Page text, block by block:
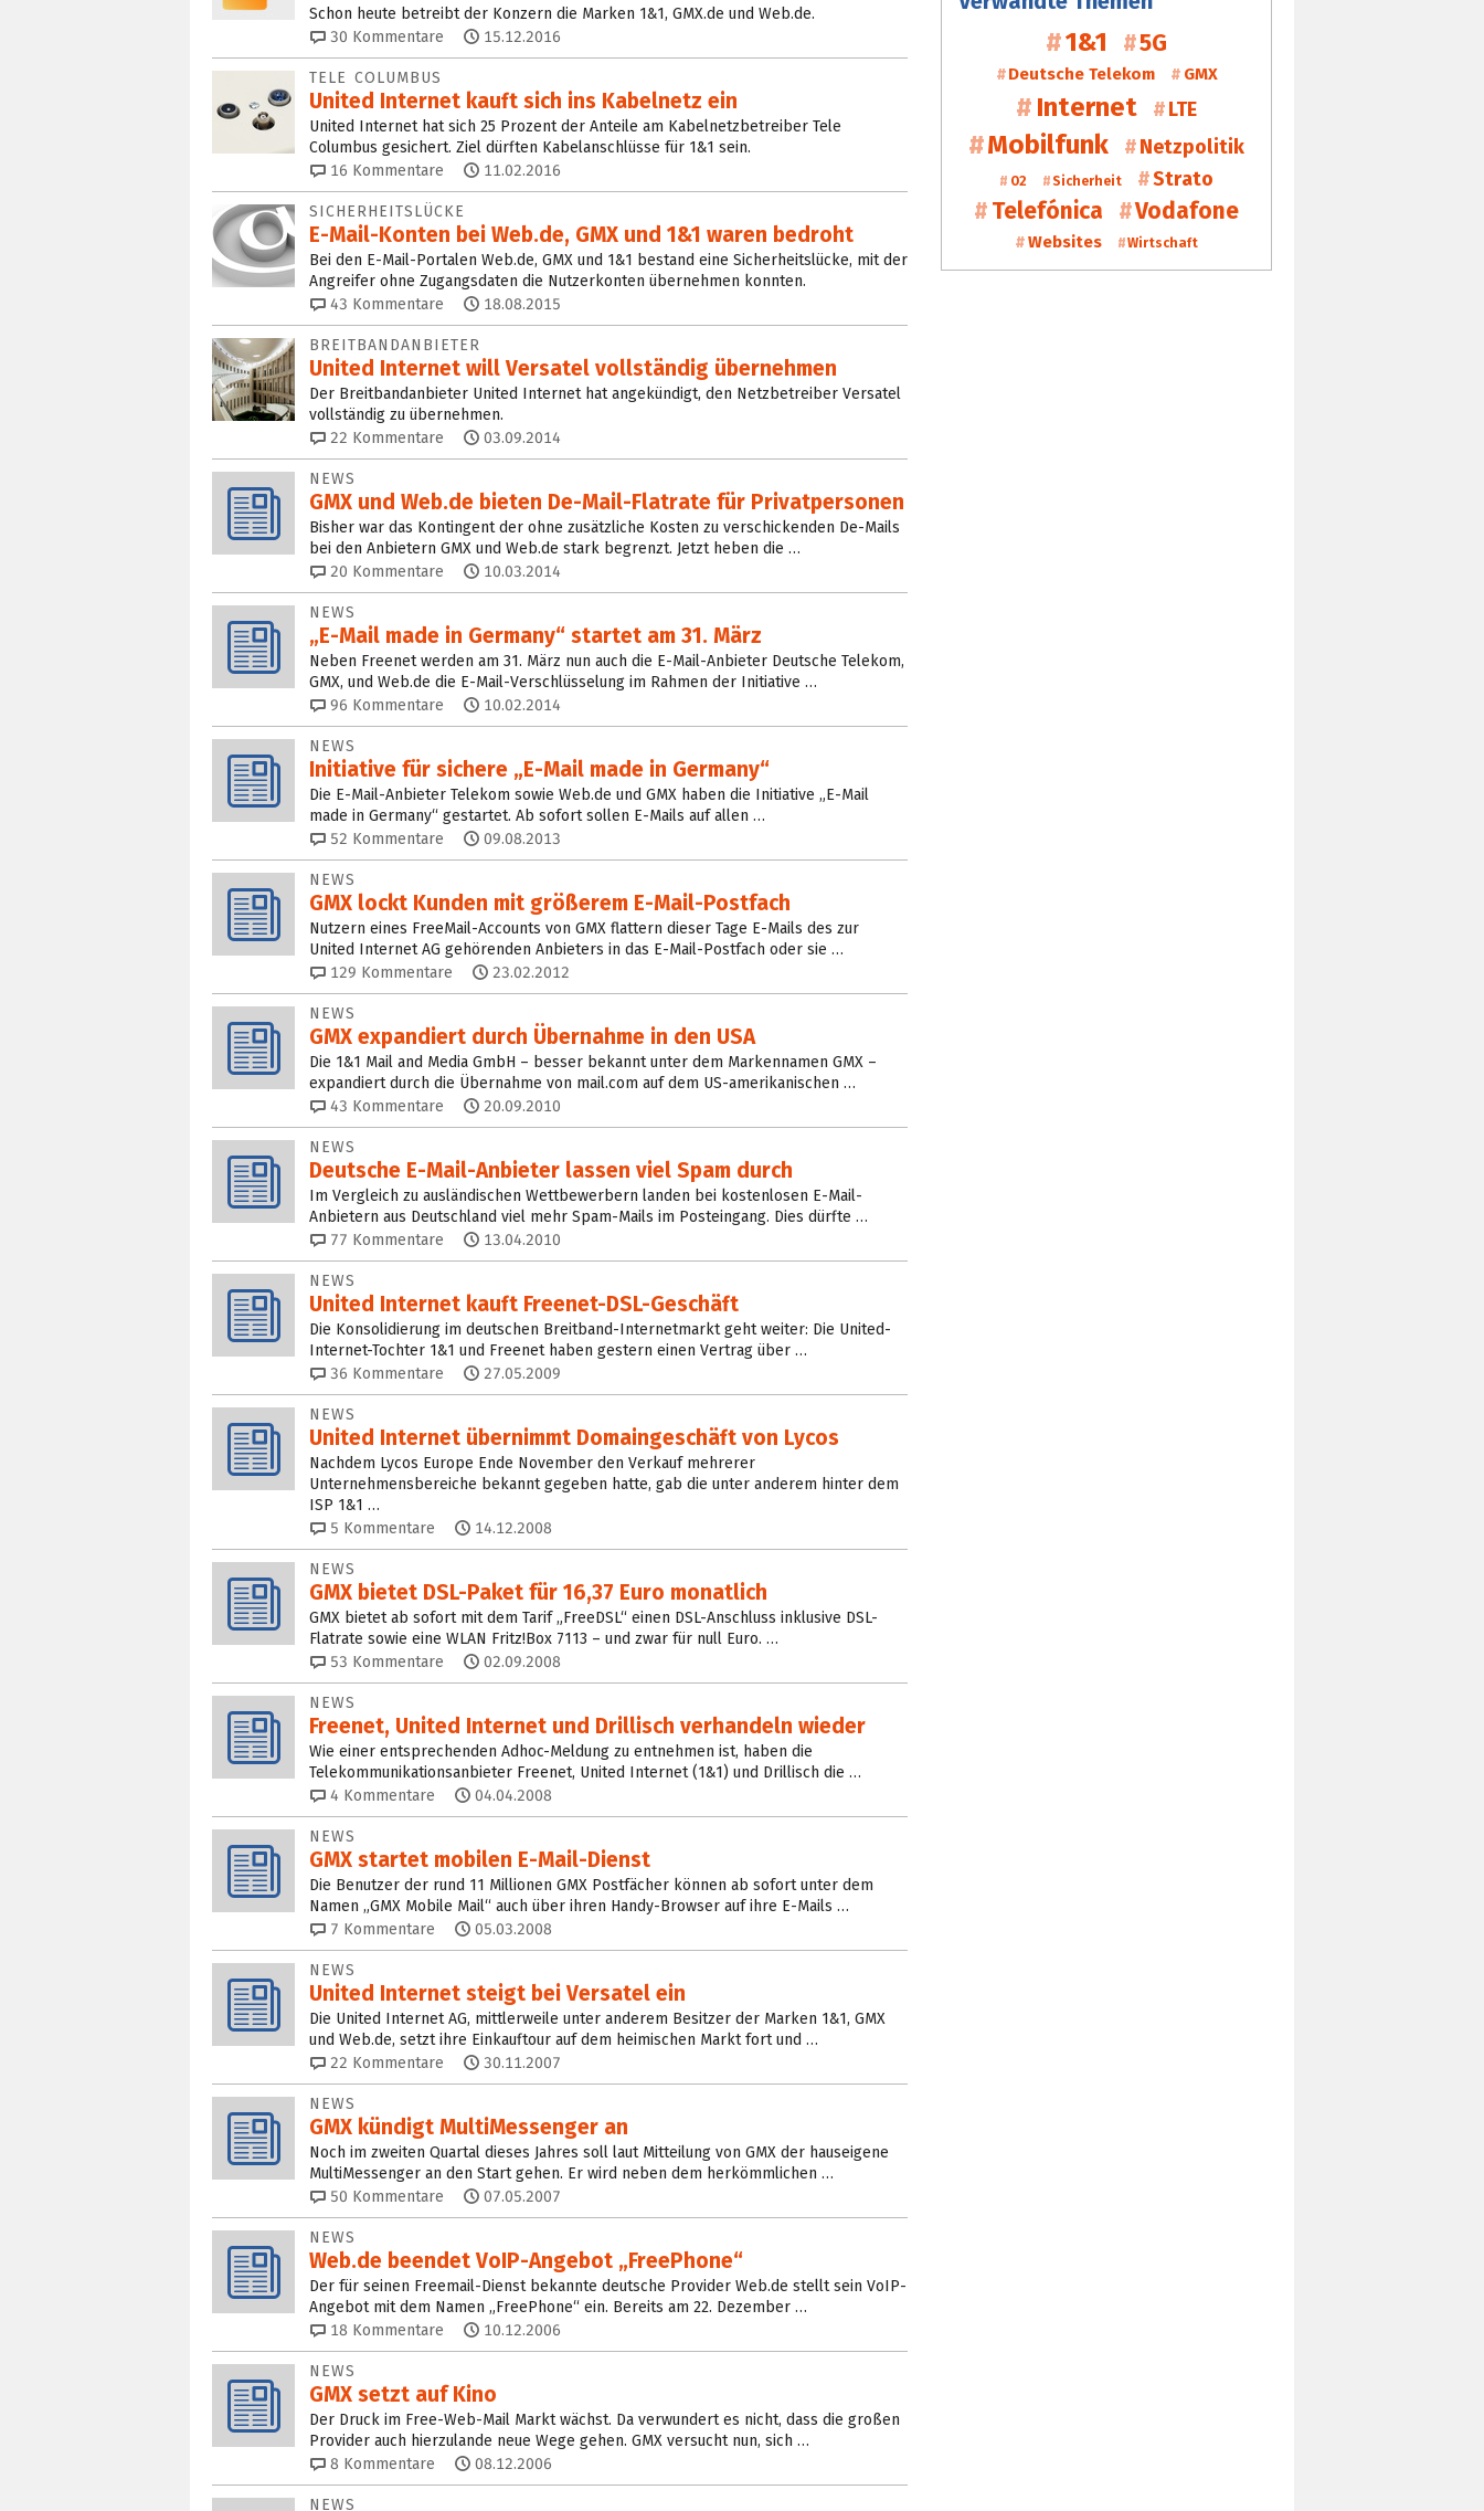
Schon heute betreibt der Konzern die Marken 1&1, GMX.de und Web.de.
30 Kommentare 15.12.2016
TELE COLUMBUS
United Internet kauft sich ins Kabelnetz ein
United Internet hat sich 25 Prozent der Anteile am Kabelnetzbetreiber Tele
Columbus gesichert. Ziel dürften Kabelanschlüsse für 1&1 sein.
16 Kommentare 11.02.2016
SICHERHEITSLÜCKE
E-Mail-Konten bei Web.de, GMX und 1&1 waren bedroht
Bei den E-Mail-Portalen Web.de, GMX und 1&1 bestand eine Sicherheitslücke, mit der
Angreifer ohne Zugangsdaten die Nutzerkonten übernehmen konnten.
43 Kommentare 18.08.2015
BREITBANDANBIETER
United Internet will Versatel vollständig übernehmen
Der Breitbandanbieter United Internet hat angekündigt, den Netzbetreiber Versatel
vollständig zu übernehmen.
22 Kommentare 03.09.2014
NEWS
GMX und Web.de bieten De-Mail-Flatrate für Privatpersonen
Bisher war das Kontingent der ohne zusätzliche Kosten zu verschickenden De-Mails
bei den Anbietern GMX und Web.de stark begrenzt. Jetzt heben die …
20 Kommentare 10.03.2014
NEWS
„E-Mail made in Germany“ startet am 31. März
Neben Freenet werden am 31. März nun auch die E-Mail-Anbieter Deutsche Telekom,
GMX, und Web.de die E-Mail-Verschlüsselung im Rahmen der Initiative …
96 Kommentare 10.02.2014
NEWS
Initiative für sichere „E-Mail made in Germany“
Die E-Mail-Anbieter Telekom sowie Web.de und GMX haben die Initiative „E-Mail
made in Germany“ gestartet. Ab sofort sollen E-Mails auf allen …
52 Kommentare 09.08.2013
NEWS
GMX lockt Kunden mit größerem E-Mail-Postfach
Nutzern eines FreeMail-Accounts von GMX flattern dieser Tage E-Mails des zur
United Internet AG gehörenden Anbieters in das E-Mail-Postfach oder sie …
129 Kommentare 23.02.2012
NEWS
GMX expandiert durch Übernahme in den USA
Die 1&1 Mail and Media GmbH – besser bekannt unter dem Markennamen GMX –
expandiert durch die Übernahme von mail.com auf dem US-amerikanischen …
43 Kommentare 20.09.2010
NEWS
Deutsche E-Mail-Anbieter lassen viel Spam durch
Im Vergleich zu ausländischen Wettbewerbern landen bei kostenlosen E-Mail-
Anbietern aus Deutschland viel mehr Spam-Mails im Posteingang. Dies dürfte …
77 Kommentare 13.04.2010
NEWS
United Internet kauft Freenet-DSL-Geschäft
Die Konsolidierung im deutschen Breitband-Internetmarkt geht weiter: Die United-
Internet-Tochter 1&1 und Freenet haben gestern einen Vertrag über …
36 Kommentare 27.05.2009
NEWS
United Internet übernimmt Domaingeschäft von Lycos
Nachdem Lycos Europe Ende November den Verkauf mehrerer
Unternehmensbereiche bekannt gegeben hatte, gab die unter anderem hinter dem
ISP 1&1 …
5 Kommentare 14.12.2008
NEWS
GMX bietet DSL-Paket für 16,37 Euro monatlich
GMX bietet ab sofort mit dem Tarif „FreeDSL“ einen DSL-Anschluss inklusive DSL-
Flatrate sowie eine WLAN Fritz!Box 7113 – und zwar für null Euro. …
53 Kommentare 02.09.2008
NEWS
Freenet, United Internet und Drillisch verhandeln wieder
Wie einer entsprechenden Adhoc-Meldung zu entnehmen ist, haben die
Telekommunikationsanbieter Freenet, United Internet (1&1) und Drillisch die …
4 Kommentare 04.04.2008
NEWS
GMX startet mobilen E-Mail-Dienst
Die Benutzer der rund 11 Millionen GMX Postfächer können ab sofort unter dem
Namen „GMX Mobile Mail“ auch über ihren Handy-Browser auf ihre E-Mails …
7 Kommentare 05.03.2008
NEWS
United Internet steigt bei Versatel ein
Die United Internet AG, mittlerweile unter anderem Besitzer der Marken 1&1, GMX
und Web.de, setzt ihre Einkauftour auf dem heimischen Markt fort und …
22 Kommentare 30.11.2007
NEWS
GMX kündigt MultiMessenger an
Noch im zweiten Quartal dieses Jahres soll laut Mitteilung von GMX der hauseigene
MultiMessenger an den Start gehen. Er wird neben dem herkömmlichen …
50 Kommentare 07.05.2007
NEWS
Web.de beendet VoIP-Angebot „FreePhone“
Der für seinen Freemail-Dienst bekannte deutsche Provider Web.de stellt sein VoIP-
Angebot mit dem Namen „FreePhone“ ein. Bereits am 22. Dezember …
18 Kommentare 10.12.2006
NEWS
GMX setzt auf Kino
Der Druck im Free-Web-Mail Markt wächst. Da verwundert es nicht, dass die großen
Provider auch hierzulande neue Wege gehen. GMX versucht nun, sich …
8 Kommentare 08.12.2006
NEWS
1&1 5G
Deutsche Telekom GMX
Internet LTE
Mobilfunk Netzpolitik
O2 Sicherheit Strato
Telefónica Vodafone
Websites Wirtschaft